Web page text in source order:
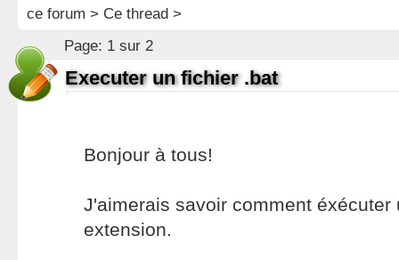
ce forum > Ce thread >
Page: 1 sur 2
Executer un fichier .bat
Bonjour à tous!
J'aimerais savoir comment éxécuter
extension.